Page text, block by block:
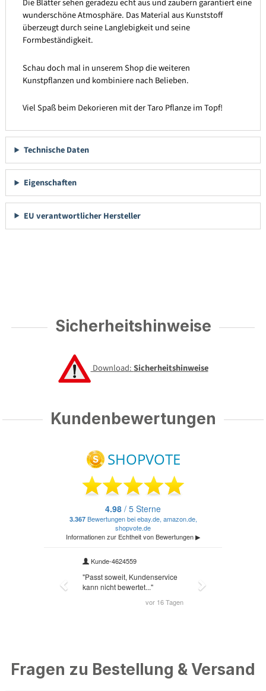
Die Blätter sehen geradezu echt aus und zaubern garantiert eine
wunderschöne Atmosphäre. Das Material aus Kunststoff
überzeugt durch seine Langlebigkeit und seine
Formbeständigkeit.
Schau doch mal in unserem Shop die weiteren
Kunstpflanzen und kombiniere nach Belieben.
Viel Spaß beim Dekorieren mit der Taro Pflanze im Topf!
Technische Daten
Eigenschaften
EU verantwortlicher Hersteller
Sicherheitshinweise
Download:Sicherheitshinweise
Kundenbewertungen
Fragen zu Bestellung & Versand